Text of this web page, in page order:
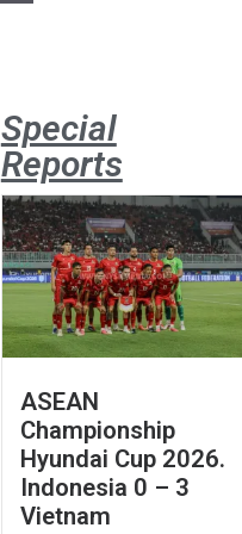
Special
Reports
ASEAN
Championship
Hyundai Cup 2026.
Indonesia 0 – 3
Vietnam